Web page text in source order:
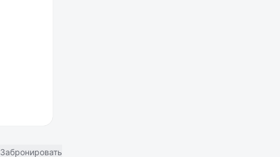
Забронировать отель в Москве